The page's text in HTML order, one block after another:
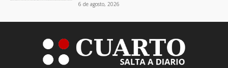
6 de agosto, 2026